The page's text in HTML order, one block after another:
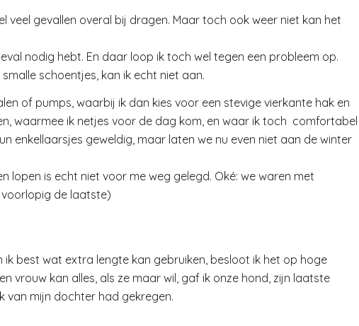
veel gevallen overal bij dragen. Maar toch ook weer niet kan het
nodig hebt. En daar loop ik toch wel tegen een probleem op.
schoentjes, kan ik echt niet aan.
of pumps, waarbij ik dan kies voor een stevige vierkante hak en
waarmee ik netjes voor de dag kom, en waar ik toch comfortabel
enkellaarsjes geweldig, maar laten we nu even niet aan de winter
lopen is echt niet voor me weg gelegd. Oké: we waren met
voorlopig de laatste)
ik best wat extra lengte kan gebruiken, besloot ik het op hoge
vrouw kan alles, als ze maar wil, gaf ik onze hond, zijn laatste
van mijn dochter had gekregen.